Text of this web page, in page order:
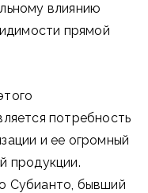
влиянию
прямой
потребность
и ее огромный
продукции.
Субианто, бывший